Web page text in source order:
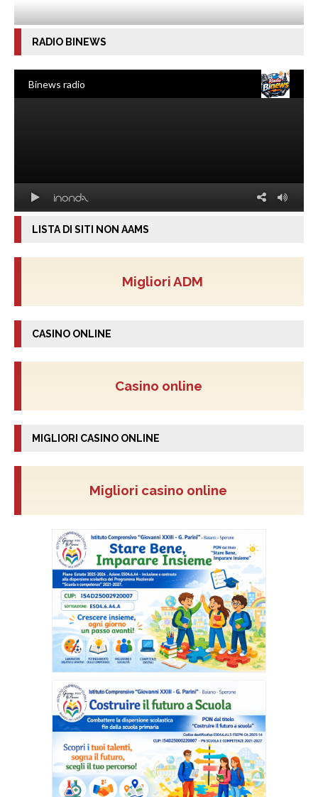
RADIO BINEWS
LISTA DI SITI NON AAMS
Migliori ADM
CASINO ONLINE
Casino online
MIGLIORI CASINO ONLINE
Migliori casino online